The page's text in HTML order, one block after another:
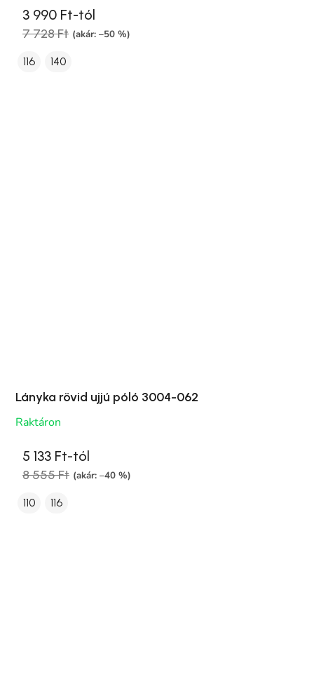
3 990 Ft-tól
7 728 Ft (akár: –50 %)
116 140
Lányka rövid ujjú póló 3004-062
Raktáron
5 133 Ft-tól
8 555 Ft (akár: –40 %)
110 116